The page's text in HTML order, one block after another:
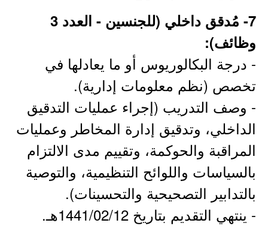
7- مُدقق داخلي (للجنسين - العدد 3
وظائف):
- درجة البكالوريوس أو ما يعادلها في
تخصص (نظم معلومات إدارية).
- وصف التدريب (إجراء عمليات التدقيق
الداخلي، وتدقيق إدارة المخاطر وعمليات
المراقبة والحوكمة، وتقييم مدى الالتزام
بالسياسات واللوائح التنظيمية، والتوصية
بالتدابير التصحيحية والتحسينات).
- ينتهي التقديم بتاريخ 1441/02/12هـ.